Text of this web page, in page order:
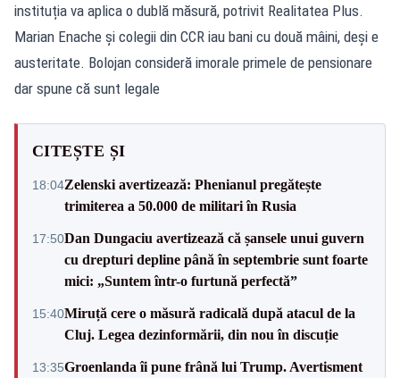
instituția va aplica o dublă măsură, potrivit Realitatea Plus.
Marian Enache și colegii din CCR iau bani cu două mâini, deși e
austeritate. Bolojan consideră imorale primele de pensionare
dar spune că sunt legale
CITEȘTE ȘI
18:04Zelenski avertizează: Phenianul pregătește
trimiterea a 50.000 de militari în Rusia
17:50Dan Dungaciu avertizează că șansele unui guvern
cu drepturi depline până în septembrie sunt foarte
mici: „Suntem într-o furtună perfectă”
15:40Miruță cere o măsură radicală după atacul de la
Cluj. Legea dezinformării, din nou în discuție
13:35Groenlanda îi pune frână lui Trump. Avertisment